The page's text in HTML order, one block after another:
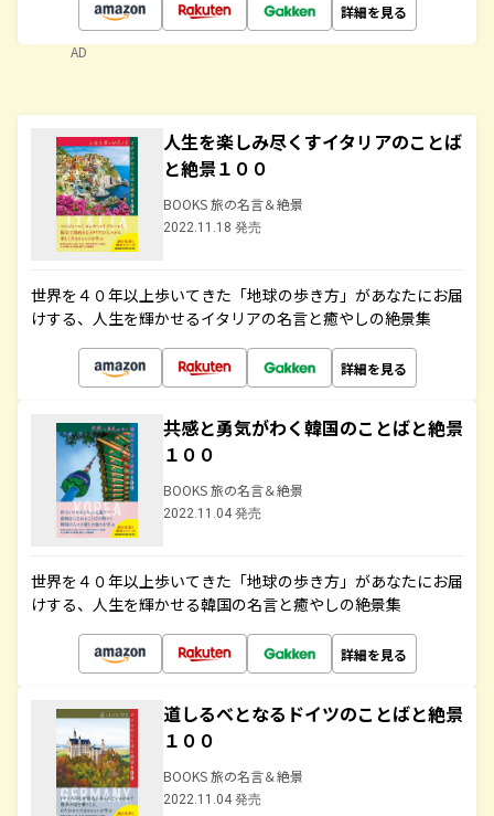
詳細を見る
AD
人生を楽しみ尽くすイタリアのことば
と絶景１００
BOOKS 旅の名言＆絶景
2022.11.18 発売
世界を４０年以上歩いてきた「地球の歩き方」があなたにお届
けする、人生を輝かせるイタリアの名言と癒やしの絶景集
詳細を見る
共感と勇気がわく韓国のことばと絶景
１００
BOOKS 旅の名言＆絶景
2022.11.04 発売
世界を４０年以上歩いてきた「地球の歩き方」があなたにお届
けする、人生を輝かせる韓国の名言と癒やしの絶景集
詳細を見る
道しるべとなるドイツのことばと絶景
１００
BOOKS 旅の名言＆絶景
2022.11.04 発売